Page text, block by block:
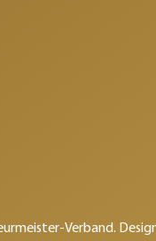
Verband.